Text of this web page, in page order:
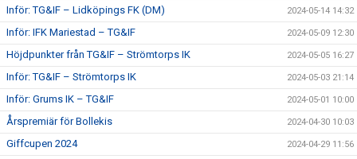
Inför: TG&IF – Lidköpings FK (DM) 2024-05-14 14:32
Inför: IFK Mariestad – TG&IF 2024-05-09 12:30
Höjdpunkter från TG&IF – Strömtorps IK 2024-05-05 16:27
Inför: TG&IF – Strömtorps IK 2024-05-03 21:14
Inför: Grums IK – TG&IF 2024-05-01 10:00
Årspremiär för Bollekis 2024-04-30 10:03
Giffcupen 2024 2024-04-29 11:56